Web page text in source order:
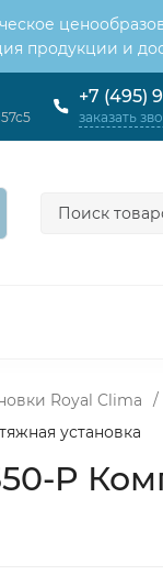
продукции и
+7 (495)
заказать
Royal Clima /
установка​
P